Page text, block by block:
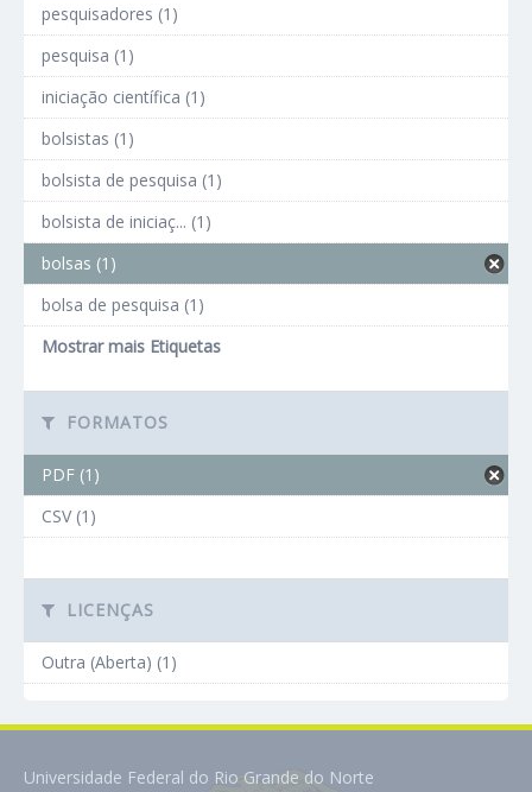
pesquisadores (1)
pesquisa (1)
iniciação científica (1)
bolsistas (1)
bolsista de pesquisa (1)
bolsista de iniciaç... (1)
bolsas (1)
bolsa de pesquisa (1)
Mostrar mais Etiquetas
FORMATOS
PDF (1)
CSV (1)
LICENÇAS
Outra (Aberta) (1)
Universidade Federal do Rio Grande do Norte